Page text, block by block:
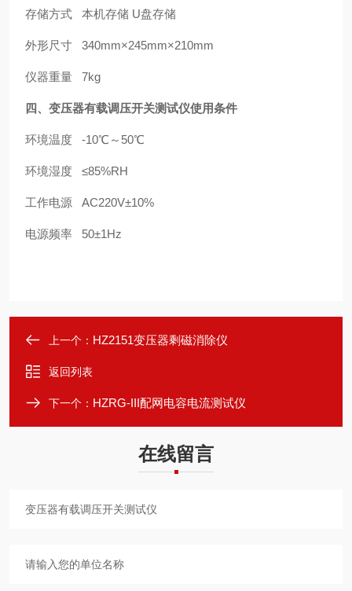
存储方式 本机存储 U盘存储
外形尺寸 340mm×245mm×210mm
仪器重量 7kg
四、 变压器有载调压开关测试仪使用条件
环境温度 -10℃～50℃
环境湿度 ≤85%RH
工作电源 AC220V±10%
电源频率 50±1Hz
上一个： HZ2151变压器剩磁消除仪
返回列表
下一个： HZRG-III配网电容电流测试仪
在线留言